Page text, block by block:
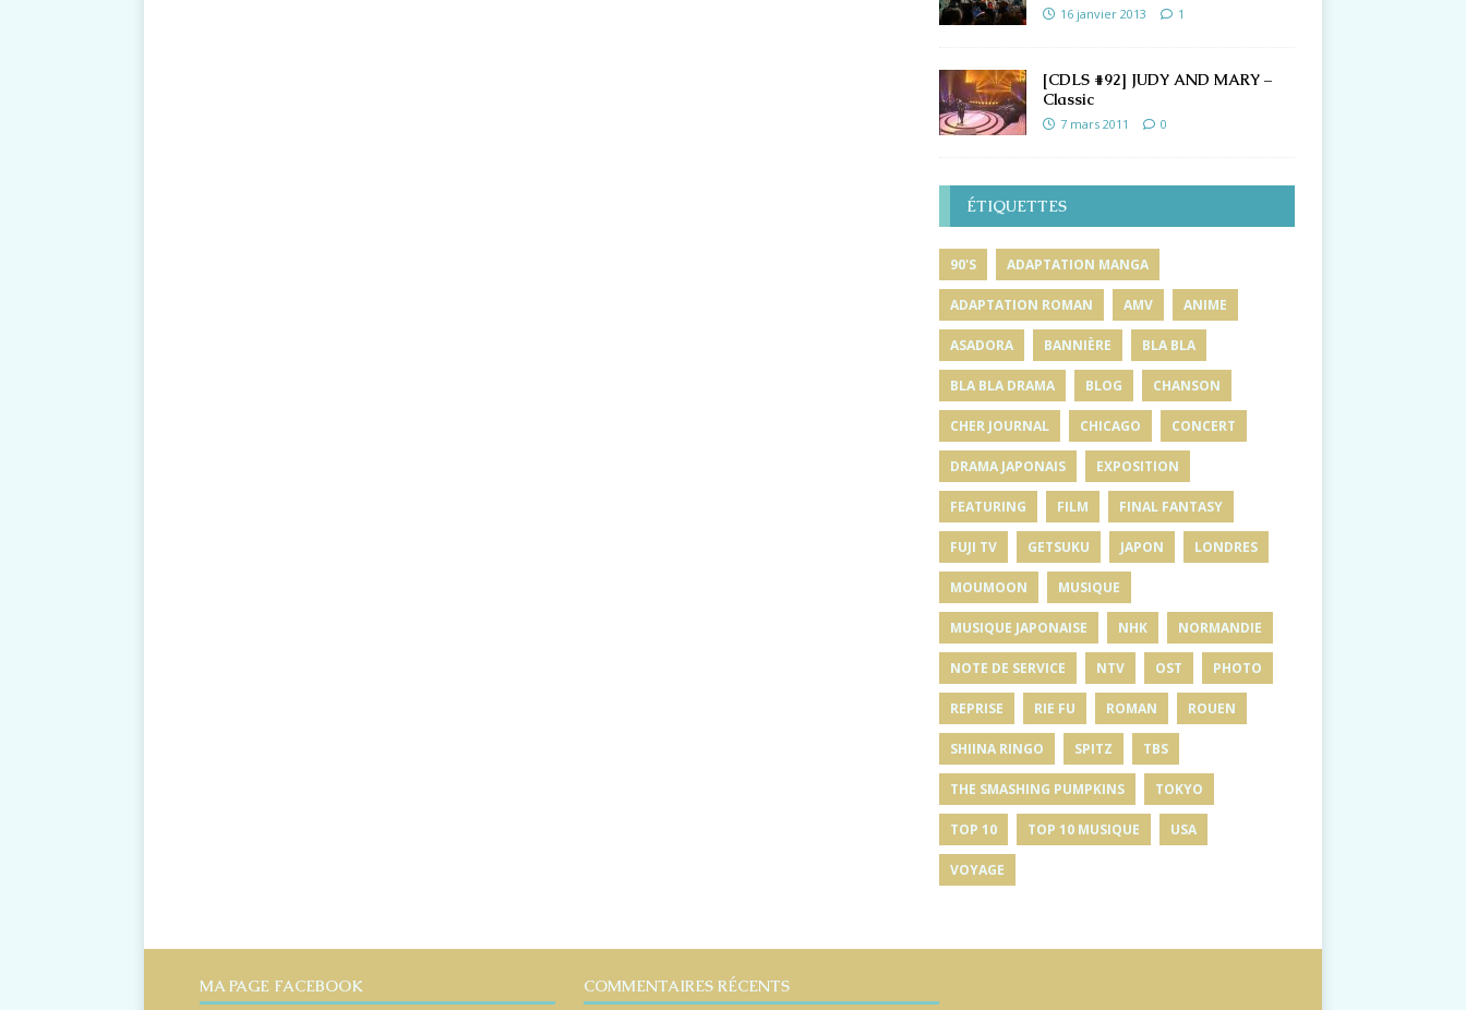
16 janvier 2013 1
[CDLS #92] JUDY AND MARY –
Classic
7 mars 2011 0
ÉTIQUETTES
90'S ADAPTATION MANGA
ADAPTATION ROMAN AMV ANIME
ASADORA BANNIÈRE BLA BLA
BLA BLA DRAMA BLOG CHANSON
CHER JOURNAL CHICAGO CONCERT
DRAMA JAPONAIS EXPOSITION
FEATURING FILM FINAL FANTASY
FUJI TV GETSUKU JAPON LONDRES
MOUMOON MUSIQUE
MUSIQUE JAPONAISE NHK NORMANDIE
NOTE DE SERVICE NTV OST PHOTO
REPRISE RIE FU ROMAN ROUEN
SHIINA RINGO SPITZ TBS
THE SMASHING PUMPKINS TOKYO
TOP 10 TOP 10 MUSIQUE USA
VOYAGE
MA PAGE FACEBOOK COMMENTAIRES RÉCENTS